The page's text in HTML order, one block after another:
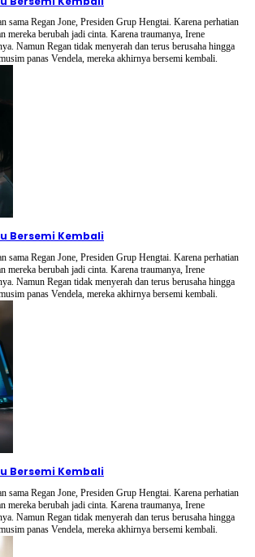
sama Regan Jone, Presiden Grup Hengtai. Karena perhatian
mereka berubah jadi cinta. Karena traumanya, Irene
Namun Regan tidak menyerah dan terus berusaha hingga
panas Vendela, mereka akhirnya bersemi kembali.
Bersemi Kembali
sama Regan Jone, Presiden Grup Hengtai. Karena perhatian
mereka berubah jadi cinta. Karena traumanya, Irene
Namun Regan tidak menyerah dan terus berusaha hingga
panas Vendela, mereka akhirnya bersemi kembali.
Bersemi Kembali
sama Regan Jone, Presiden Grup Hengtai. Karena perhatian
mereka berubah jadi cinta. Karena traumanya, Irene
Namun Regan tidak menyerah dan terus berusaha hingga
panas Vendela, mereka akhirnya bersemi kembali.